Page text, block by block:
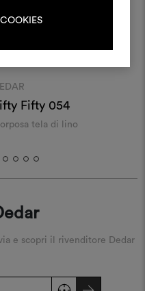
Fifty 054
tela di lino
e scopri il rivenditore Dedar
REGISTRATI